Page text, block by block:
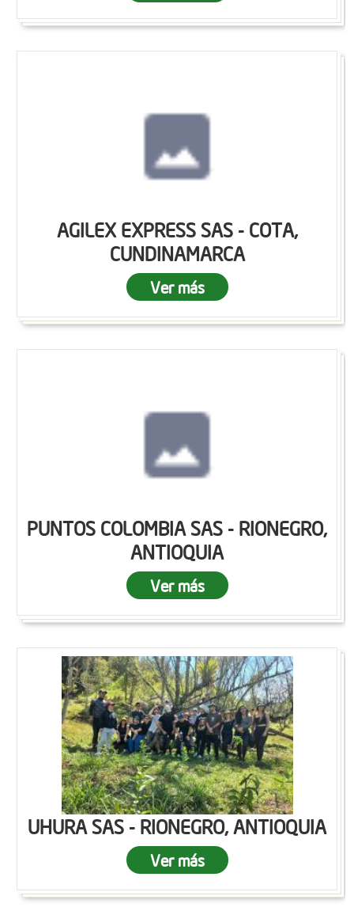
AGILEX EXPRESS SAS - COTA,
CUNDINAMARCA
Ver más
PUNTOS COLOMBIA SAS - RIONEGRO,
ANTIOQUIA
Ver más
UHURA SAS - RIONEGRO, ANTIOQUIA
Ver más